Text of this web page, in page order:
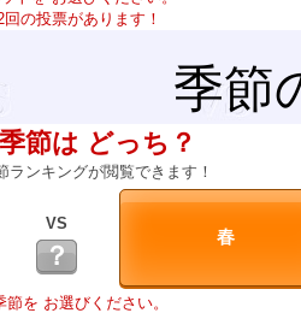
の投票があります！
季節
節は どっち？
ランキングが閲覧できます！
VS
？
節を お選びください。